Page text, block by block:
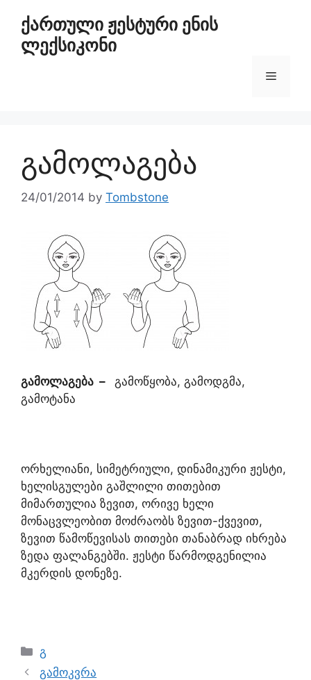
ქართული ჟესტური ენის
ლექსიკონი
გამოლაგება
24/01/2014 by Tombstone
გამოლაგება –
გამოწყობა, გამოდგმა,
გამოტანა
ორხელიანი, სიმეტრიული, დინამიკური ჟესტი,
ხელისგულები გაშლილი თითებით
მიმართულია ზევით, ორივე ხელი
მონაცვლეობით მოძრაობს ზევით-ქვევით,
ზევით წამოწევისას თითები თანაბრად იხრება
ზედა ფალანგებში. ჟესტი წარმოდგენილია
მკერდის დონეზე.
გ
გამოკვრა